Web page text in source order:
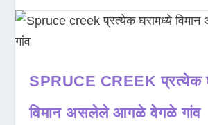
SPRUCE CREEK प्रत्येक
विमान असलेले आगळे वेगळे गांव